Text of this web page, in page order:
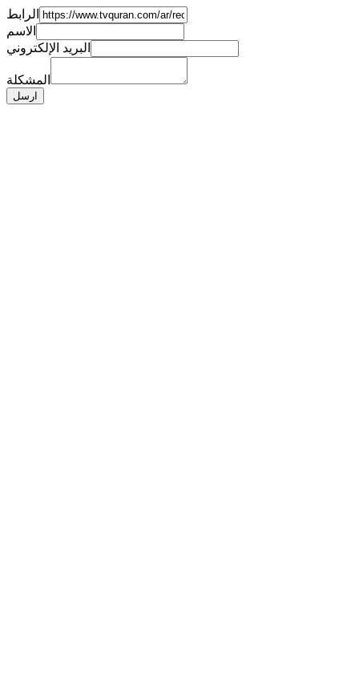
الرابط
الاسم
البريد الإلكتروني
المشكلة
ارسل